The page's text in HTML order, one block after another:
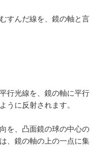
すんだ線を、鏡の軸と言
行光線を、鏡の軸に平行
うに反射されます。
を、凸面鏡の球の中心の
、鏡の軸の上の一点に集